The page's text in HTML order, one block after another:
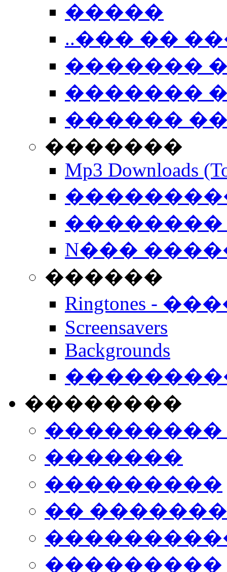
�����
..��� ��
�������
�������
������
�������
Mp3 Downloads
��������
N���
������
Ringtones -
Screensavers
Backgrounds
��������
���������
�������
���������
��
���������